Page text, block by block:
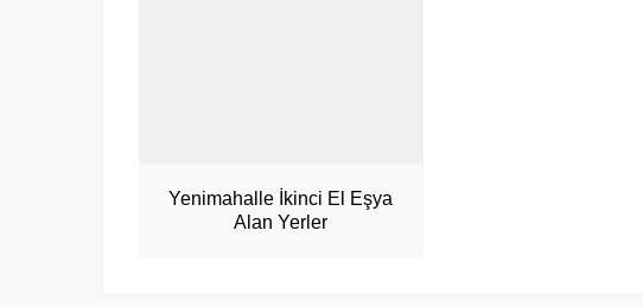
Yenimahalle İkinci El Eşya
Alan Yerler